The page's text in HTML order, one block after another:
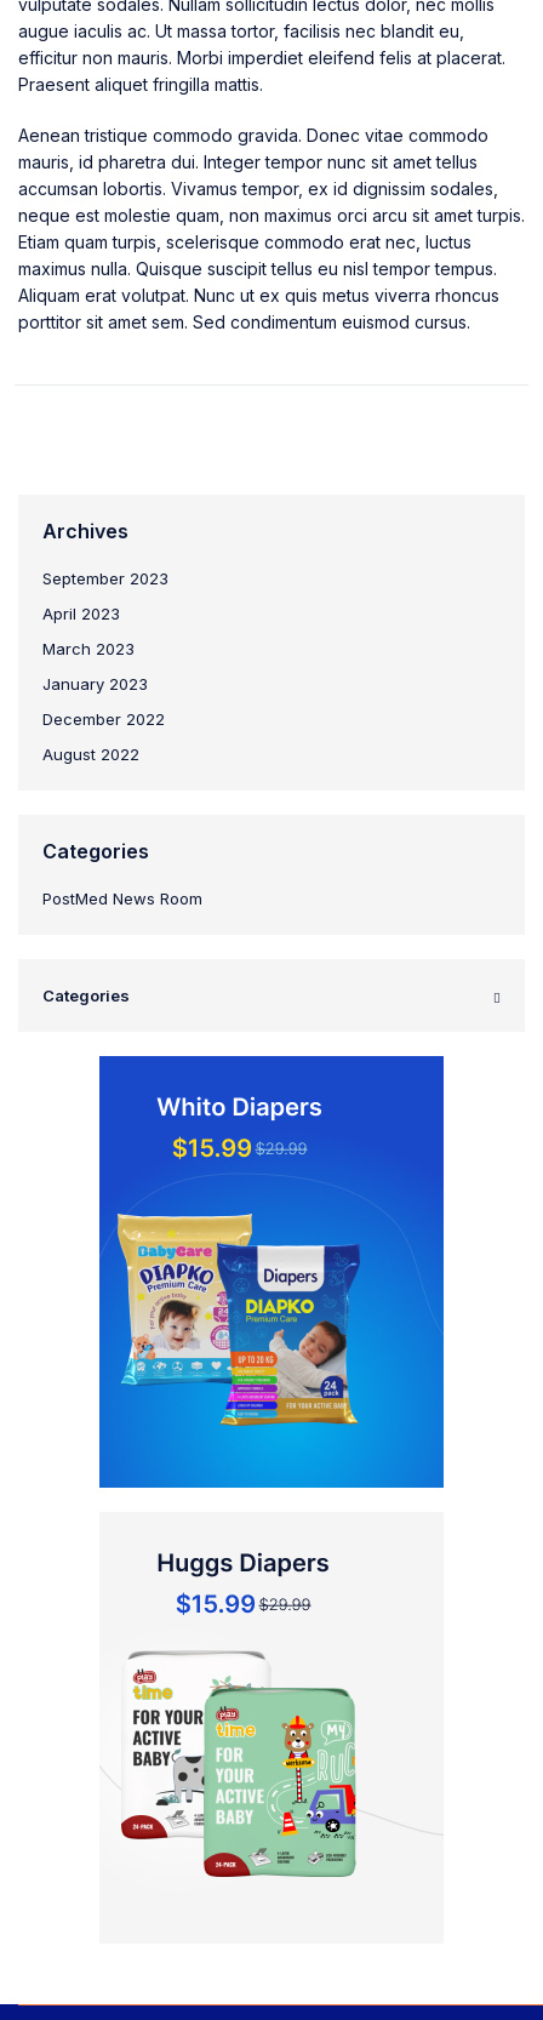
augue iaculis ac. Ut massa tortor, facilisis nec blandit eu,
efficitur non mauris. Morbi imperdiet eleifend felis at placerat.
Praesent aliquet fringilla mattis.
Aenean tristique commodo gravida. Donec vitae commodo
mauris, id pharetra dui. Integer tempor nunc sit amet tellus
accumsan lobortis. Vivamus tempor, ex id dignissim sodales,
neque est molestie quam, non maximus orci arcu sit amet turpis.
Etiam quam turpis, scelerisque commodo erat nec, luctus
maximus nulla. Quisque suscipit tellus eu nisl tempor tempus.
Aliquam erat volutpat. Nunc ut ex quis metus viverra rhoncus
porttitor sit amet sem. Sed condimentum euismod cursus.
Archives
September 2023
April 2023
March 2023
January 2023
December 2022
August 2022
Categories
PostMed News Room
Categories